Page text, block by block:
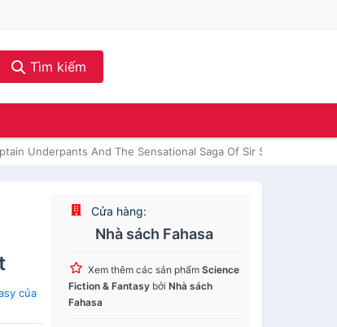
Tìm kiếm
Underpants And The Sensational Saga Of Sir Stinks-A-Lot
của
Cửa hàng:
Nhà sách Fahasa
Xem thêm các sản phẩmScience
Fiction & Fantasy bởiNhà sách
Fahasa